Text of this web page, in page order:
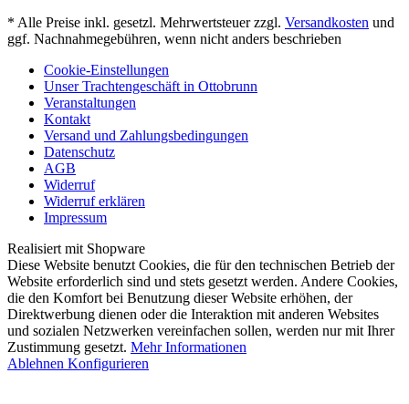
* Alle Preise inkl. gesetzl. Mehrwertsteuer zzgl. Versandkosten und
ggf. Nachnahmegebühren, wenn nicht anders beschrieben
Cookie-Einstellungen
Unser Trachtengeschäft in Ottobrunn
Veranstaltungen
Kontakt
Versand und Zahlungsbedingungen
Datenschutz
AGB
Widerruf
Widerruf erklären
Impressum
Realisiert mit Shopware
Diese Website benutzt Cookies, die für den technischen Betrieb der
Website erforderlich sind und stets gesetzt werden. Andere Cookies,
die den Komfort bei Benutzung dieser Website erhöhen, der
Direktwerbung dienen oder die Interaktion mit anderen Websites
und sozialen Netzwerken vereinfachen sollen, werden nur mit Ihrer
Zustimmung gesetzt. Mehr Informationen
Ablehnen Konfigurieren